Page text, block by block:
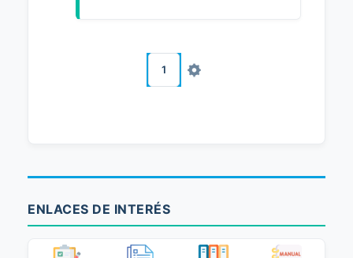
1
ENLACES DE INTERÉS